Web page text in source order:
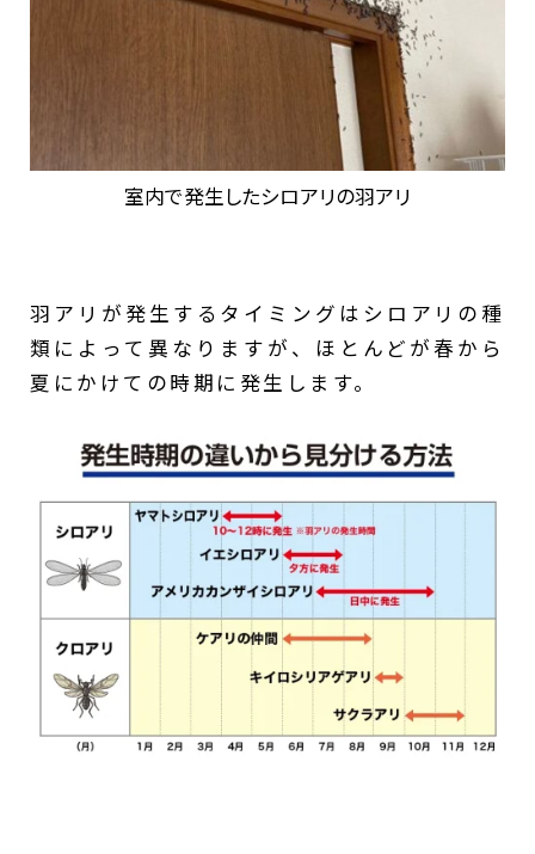
室内で発生したシロアリの羽アリ
羽アリが発生するタイミングはシロアリの種
類によって異なりますが、ほとんどが春から
夏にかけての時期に発生します。